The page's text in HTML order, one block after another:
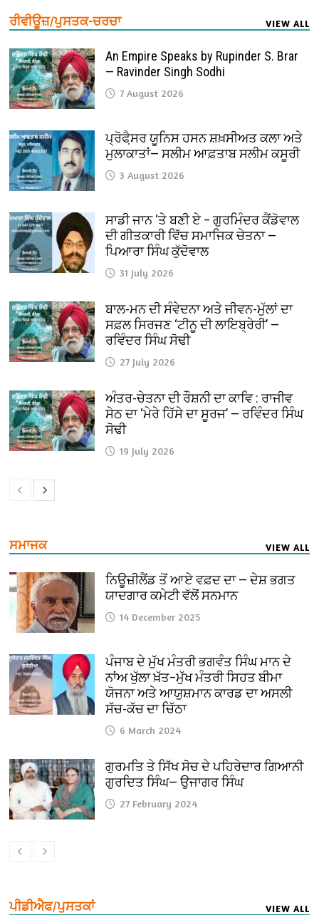
ਰੀਵੀਊਜ਼/ਪੁਸਤਕ-ਚਰਚਾ VIEW ALL
An Empire Speaks by Rupinder S. Brar
— Ravinder Singh Sodhi
7 August 2026
ਪ੍ਰੋਫੈ਼ਸਰ ਯੂਨਿਸ ਹਸਨ ਸ਼ਖ਼ਸੀਅਤ ਕਲਾ ਅਤੇ
ਮੁਲਾਕਾਤਾਂ— ਸਲੀਮ ਆਫ਼ਤਾਬ ਸਲੀਮ ਕਸੂਰੀ
3 August 2026
ਸਾਡੀ ਜਾਨ ‘ਤੇ ਬਣੀ ਏ – ਗੁਰਮਿੰਦਰ ਕੈਂਡੋਵਾਲ
ਦੀ ਗੀਤਕਾਰੀ ਵਿੱਚ ਸਮਾਜਿਕ ਚੇਤਨਾ —
ਪਿਆਰਾ ਸਿੰਘ ਕੁੱਦੋਵਾਲ
31 July 2026
ਬਾਲ-ਮਨ ਦੀ ਸੰਵੇਦਨਾ ਅਤੇ ਜੀਵਨ-ਮੁੱਲਾਂ ਦਾ
ਸਫ਼ਲ ਸਿਰਜਣ ‘ਟੀਨੂ ਦੀ ਲਾਇਬ੍ਰੇਰੀ’ —
ਰਵਿੰਦਰ ਸਿੰਘ ਸੋਢੀ
27 July 2026
ਅੰਤਰ-ਚੇਤਨਾ ਦੀ ਰੌਸ਼ਨੀ ਦਾ ਕਾਵਿ : ਰਾਜੀਵ
ਸੇਠ ਦਾ ‘ਮੇਰੇ ਹਿੱਸੇ ਦਾ ਸੂਰਜ’ — ਰਵਿੰਦਰ ਸਿੰਘ
ਸੋਢੀ
19 July 2026
ਸਮਾਜਕ VIEW ALL
ਨਿਊਜ਼ੀਲੈਂਡ ਤੋਂ ਆਏ ਵਫ਼ਦ ਦਾ — ਦੇਸ਼ ਭਗਤ
ਯਾਦਗਾਰ ਕਮੇਟੀ ਵੱਲੋਂ ਸਨਮਾਨ
14 December 2025
ਪੰਜਾਬ ਦੇ ਮੁੱਖ ਮੰਤਰੀ ਭਗਵੰਤ ਸਿੰਘ ਮਾਨ ਦੇ
ਨਾਂਅ ਖੁੱਲਾ ਖ਼ੱਤ–ਮੁੱਖ ਮੰਤਰੀ ਸਿਹਤ ਬੀਮਾ
ਯੋਜਨਾ ਅਤੇ ਆਯੁਸ਼ਮਾਨ ਕਾਰਡ ਦਾ ਅਸਲੀ
ਸੱਚ-ਕੱਚ ਦਾ ਚਿੱਠਾ
6 March 2024
ਗੁਰਮਤਿ ਤੇ ਸਿੱਖ ਸੋਚ ਦੇ ਪਹਿਰੇਦਾਰ ਗਿਆਨੀ
ਗੁਰਦਿਤ ਸਿੰਘ— ਉਜਾਗਰ ਸਿੰਘ
27 February 2024
ਪੀਡੀਐਫ/ਪੁਸਤਕਾਂ VIEW ALL